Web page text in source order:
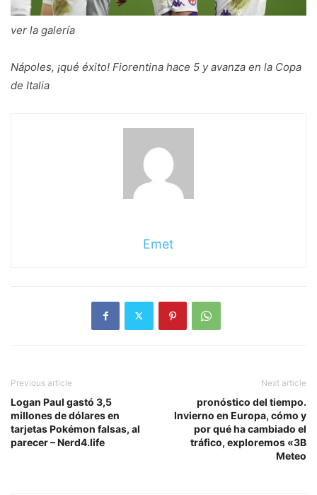
ver la galería
Nápoles, ¡qué éxito! Fiorentina hace 5 y avanza en la Copa
de Italia
Emet
Previous article
Logan Paul gastó 3,5
millones de dólares en
tarjetas Pokémon falsas, al
parecer – Nerd4.life
Next article
pronóstico del tiempo.
Invierno en Europa, cómo y
por qué ha cambiado el
tráfico, exploremos «3B
Meteo